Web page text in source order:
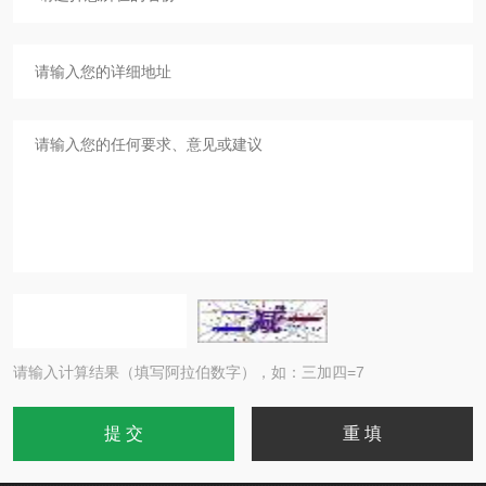
请输入计算结果（填写阿拉伯数字），如：三加四=7